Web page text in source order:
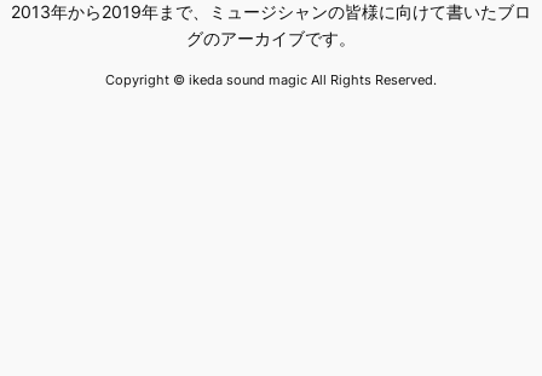
2013年から2019年まで、ミュージシャンの皆様に向けて書いたブロ
グのアーカイブです。
Copyright © ikeda sound magic All Rights Reserved.